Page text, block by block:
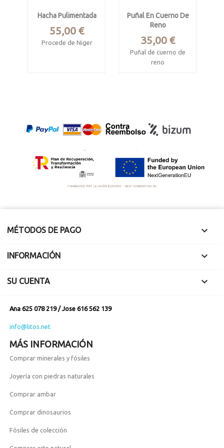
Hacha Pulimentada
Precio
55,00 €
Procede de Niger
Puñal En Cuerno De
Reno
Precio
35,00 €
Puñal de cuerno de
reno
realizada en resina de
poliuretano.
MÉTODOS DE PAGO 
INFORMACIÓN 
SU CUENTA 
Ana 625 078 219 / Jose 616 562 139
info@litos.net
MÁS INFORMACIÓN
Comprar minerales y fósiles
Joyería con piedras naturales
Comprar ambar
Comprar dinosaurios
Fósiles de colección